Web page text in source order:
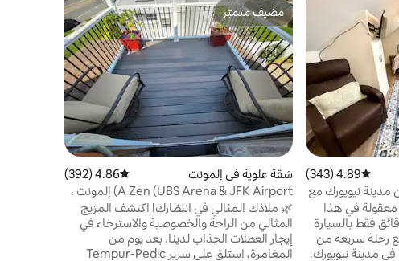
متوسط التقييم 4.89 من 5، 343 مراجعات
4.89 (343)
مدينة نيويورك مع
معقولة في هذا
المركزي، على بعد 5 دقائق فقط بالسيارة
رحلة سريعة من
مدينة نيويورك.
مضيف متميّز
مضيف متميّز
شقة علوية في إلمونت متوسط التقييم 4.86 من 5، 392 مراجعات
4.86 (392)
A Zen (UBS Arena & JFK Airport) إلمونت ،
نيويورك
🌿 ملاذك المثالي في انتظارك! اكتشف المزيج
المثالي من الراحة والخصوصية والاسترخاء في
إيجار العطلات الجذاب لدينا. بعد يوم من
المغامرة، استلقِ على سرير Tempur-Pedic